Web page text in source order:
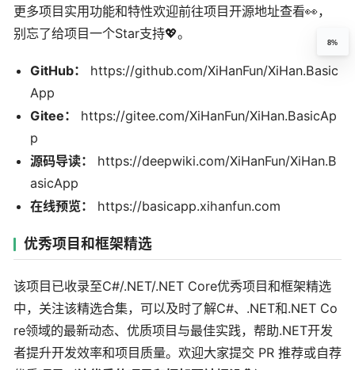
更多项目实用功能和特性欢迎前往项目开源地址查看👀，
别忘了给项目一个Star支持💖。
GitHub：
https://github.com/XiHanFun/XiHan.Basic
App
Gitee：
https://gitee.com/XiHanFun/XiHan.BasicAp
p
源码导读：
https://deepwiki.com/XiHanFun/XiHan.B
asicApp
在线预览：
https://basicapp.xihanfun.com
优秀项目和框架精选
该项目已收录至C#/.NET/.NET Core优秀项目和框架精选
中，关注该精选合集，可以及时了解C#、.NET和.NET Co
re领域的最新动态、优质项目与最佳实践，帮助.NET开发
者提升开发效率和项目质量。欢迎大家提交 PR 推荐或自荐
8%